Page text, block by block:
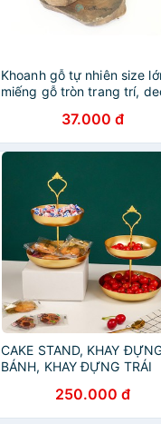
Khoanh gỗ tự nhiên size
miếng gỗ tròn trang trí,
(dày 1.5-2cm)37.000 đ
CAKE STAND, KHAY
BÁNH, KHAY ĐỰNG TRÁI
KHAY ĐỰNG ĐỒ DÙNG,
ĐỰNG ĐỒ TRANG ĐIỂM
250.000 đ